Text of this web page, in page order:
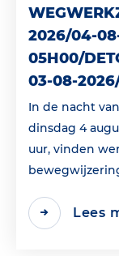
2026/04-
05H00/
03-08-
In de nacht
dinsdag 4
uur, vinden
Lees